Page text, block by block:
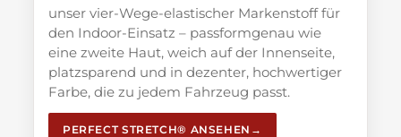
unser vier-Wege-elastischer Markenstoff für
den Indoor-Einsatz – passformgenau wie
eine zweite Haut, weich auf der Innenseite,
platzsparend und in dezenter, hochwertiger
Farbe, die zu jedem Fahrzeug passt.
PERFECT STRETCH® ANSEHEN